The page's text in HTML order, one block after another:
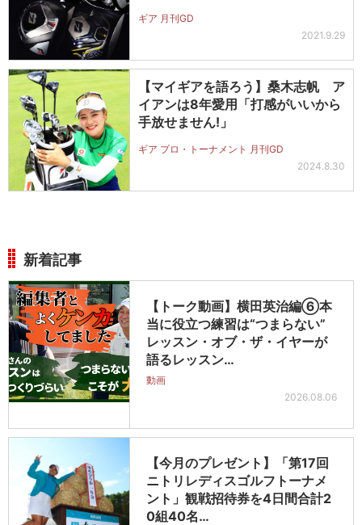
ギア 月刊GD
2021.9.29
【マイギアを語ろう】桑木志帆 ア
イアンは8年愛用「打感がいいから
手放せません!」
ギア プロ・トーナメント 月刊GD
2024.8.30
新着記事
【トーク動画】横田英治編⑥本
当に役立つ練習は“つまらない”
レッスン・オブ・ザ・イヤーが
語るレッスン…
動画
2026.08.06
【今月のプレゼント】「第17回
ニトリレディスゴルフトーナメ
ント」観戦招待券を4日間合計2
0組40名…